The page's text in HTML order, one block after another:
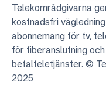
Telekområdgivarna
kostnadsfri
abonnemang för tv,
för fiberanslutning
betalteletjänster. ©
2025